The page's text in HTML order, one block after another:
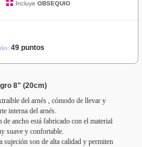
Incluye OBSEQUIO
49 puntos
8" (20cm)
del arnés , cómodo de llevar y
interna del arnés.
ancho está fabricado con el material
suave y confortable.
sujeción son de alta calidad y permiten